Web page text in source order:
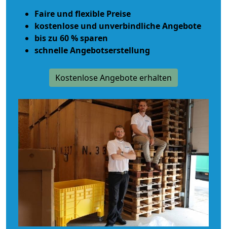
Faire und flexible Preise
kostenlose und unverbindliche Angebote
bis zu 60 % sparen
schnelle Angebotserstellung
Kostenlose Angebote erhalten